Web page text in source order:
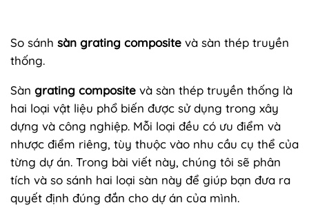
So sánh sàn grating composite và sàn thép truyền
thống.
Sàn grating composite và sàn thép truyền thống là
hai loại vật liệu phổ biến được sử dụng trong xây
dựng và công nghiệp. Mỗi loại đều có ưu điểm và
nhược điểm riêng, tùy thuộc vào nhu cầu cụ thể của
từng dự án. Trong bài viết này, chúng tôi sẽ phân
tích và so sánh hai loại sàn này để giúp bạn đưa ra
quyết định đúng đắn cho dự án của mình.